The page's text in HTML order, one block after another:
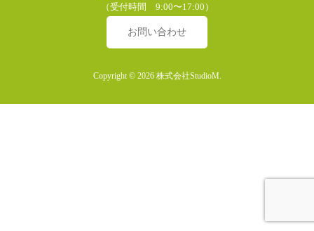
（受付時間 9:00〜17:00）
お問い合わせ
Copyright © 2026 株式会社StudioM.